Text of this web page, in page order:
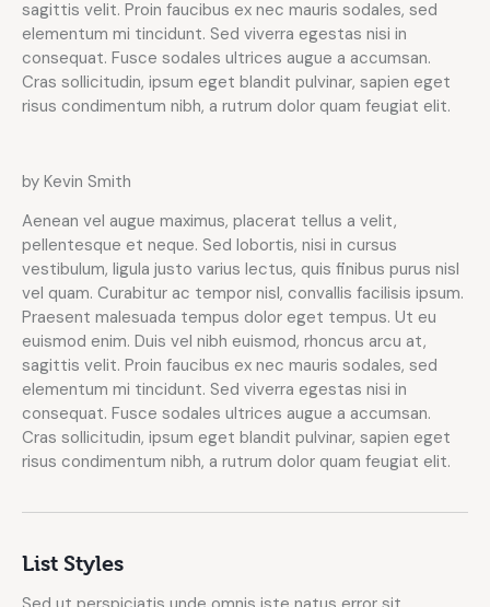
sagittis velit. Proin faucibus ex nec mauris sodales, sed
elementum mi tincidunt. Sed viverra egestas nisi in
consequat. Fusce sodales ultrices augue a accumsan.
Cras sollicitudin, ipsum eget blandit pulvinar, sapien eget
risus condimentum nibh, a rutrum dolor quam feugiat elit.
by Kevin Smith
Aenean vel augue maximus, placerat tellus a velit,
pellentesque et neque. Sed lobortis, nisi in cursus
vestibulum, ligula justo varius lectus, quis finibus purus nisl
vel quam. Curabitur ac tempor nisl, convallis facilisis ipsum.
Praesent malesuada tempus dolor eget tempus. Ut eu
euismod enim. Duis vel nibh euismod, rhoncus arcu at,
sagittis velit. Proin faucibus ex nec mauris sodales, sed
elementum mi tincidunt. Sed viverra egestas nisi in
consequat. Fusce sodales ultrices augue a accumsan.
Cras sollicitudin, ipsum eget blandit pulvinar, sapien eget
risus condimentum nibh, a rutrum dolor quam feugiat elit.
List Styles